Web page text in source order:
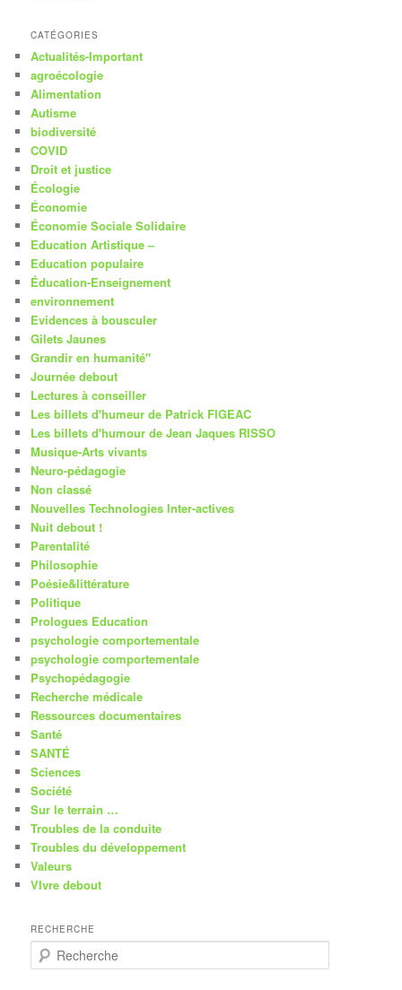
CATÉGORIES
Actualités-Important
agroécologie
Alimentation
Autisme
biodiversité
COVID
Droit et justice
Écologie
Économie
Économie Sociale Solidaire
Education Artistique –
Education populaire
Éducation-Enseignement
environnement
Evidences à bousculer
Gilets Jaunes
Grandir en humanité"
Journée debout
Lectures à conseiller
Les billets d'humeur de Patrick FIGEAC
Les billets d'humour de Jean Jaques RISSO
Musique-Arts vivants
Neuro-pédagogie
Non classé
Nouvelles Technologies Inter-actives
Nuit debout !
Parentalité
Philosophie
Poésie&littérature
Politique
Prologues Education
psychologie comportementale
psychologie comportementale
Psychopédagogie
Recherche médicale
Ressources documentaires
Santé
SANTÉ
Sciences
Société
Sur le terrain …
Troubles de la conduite
Troubles du développement
Valeurs
VIvre debout
RECHERCHE
e